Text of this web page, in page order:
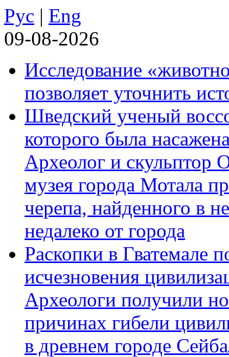
Рус | Eng
09-08-2026
Исследование
позволяет уточнить
Шведский ученый
которого была
Археолог и скульптор
музея города Мотала
черепа, найденного в
недалеко от города
Раскопки в Гватемале
исчезновения
Археологи получили
причинах гибели
в древнем городе